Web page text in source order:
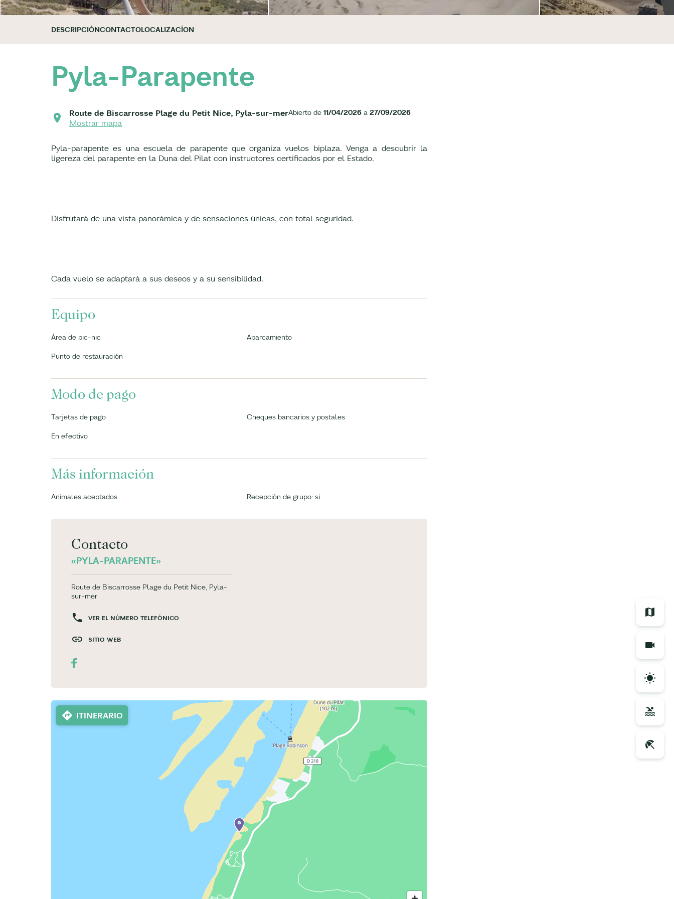
DESCRIPCIÓNCONTACTOLOCALIZACÍON
Pyla-Parapente
Route de Biscarrosse Plage du Petit Nice, Pyla-sur-mer
Mostrar mapa
Abierto de 11/04/2026 a 27/09/2026
Pyla-parapente es una escuela de parapente que organiza vuelos biplaza. Venga a descubrir la
ligereza del parapente en la Duna del Pilat con instructores certificados por el Estado.
Disfrutará de una vista panorámica y de sensaciones únicas, con total seguridad.
Cada vuelo se adaptará a sus deseos y a su sensibilidad.
Equipo
Área de pic-nic Aparcamiento
Punto de restauración
Modo de pago
Tarjetas de pago Cheques bancarios y postales
En efectivo
Más información
Animales aceptados Recepción de grupo: si
Contacto
«PYLA-PARAPENTE»
Route de Biscarrosse Plage du Petit Nice, Pyla-
sur-mer
VER EL NÚMERO TELEFÓNICO
SITIO WEB
ITINERARIO